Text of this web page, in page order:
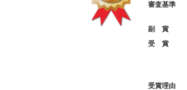
審査基準
副 賞
受 賞
受賞理由